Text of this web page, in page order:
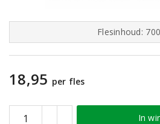
Flesinhoud:
18,95 per fles
In